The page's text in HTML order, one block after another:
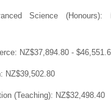
Science (Honours):
NZ$37,894.80 -
NZ$39,502.80
(Teaching): NZ$32,498.40